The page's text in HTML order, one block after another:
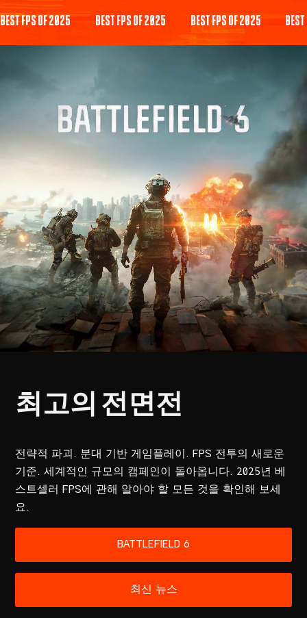
전략적 파괴. 분대 기반 게임플레이. FPS 전투의 새로운
기준. 세계적인 규모의 캠페인이 돌아옵니다. 2025년 베
스트셀러 FPS에 관해 알아야 할 모든 것을 확인해 보세
요.